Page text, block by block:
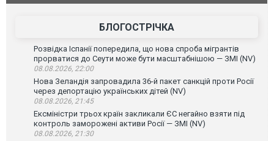
БЛОГОСТРІЧКА
Розвідка Іспанії попередила, що нова спроба мігрантів
прорватися до Сеути може бути масштабнішою — ЗМІ (NV)
08.08.2026, 22:00
Нова Зеландія запровадила 36-й пакет санкцій проти Росії
через депортацію українських дітей (NV)
08.08.2026, 21:45
Ексміністри трьох країн закликали ЄС негайно взяти під
контроль заморожені активи Росії — ЗМІ (NV)
08.08.2026, 21:30